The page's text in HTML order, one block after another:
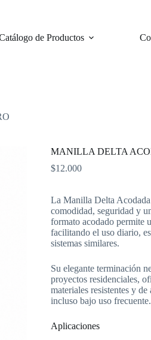
de Productos
MANILLA DELTA
$12.000
La Manilla Delta Acodada
comodidad, seguridad y
formato acodado permite
facilitando el uso diario,
sistemas similares.
Su elegante terminación
proyectos residenciales,
materiales resistentes y
incluso bajo uso frecuente.
Aplicaciones